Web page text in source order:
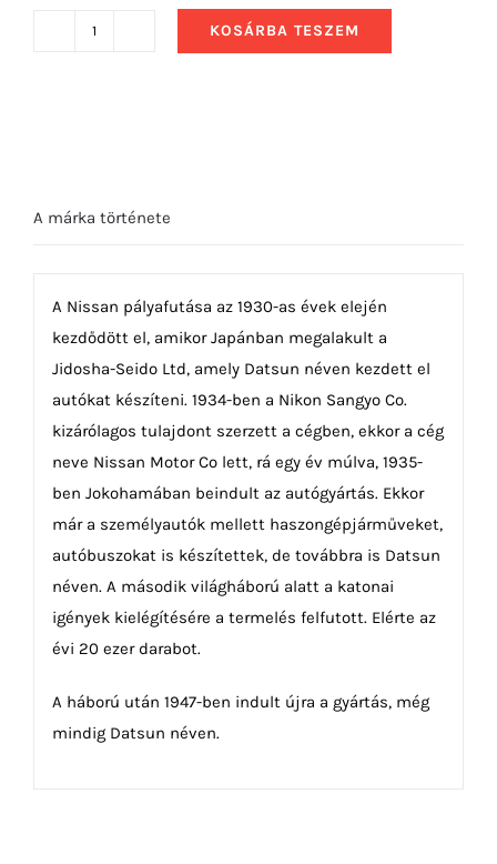
KOSÁRBA TESZEM
A márka története
A Nissan pályafutása az 1930-as évek elején
kezdődött el, amikor Japánban megalakult a
Jidosha-Seido Ltd, amely Datsun néven kezdett el
autókat készíteni. 1934-ben a Nikon Sangyo Co.
kizárólagos tulajdont szerzett a cégben, ekkor a cég
neve Nissan Motor Co lett, rá egy év múlva, 1935-
ben Jokohamában beindult az autógyártás. Ekkor
már a személyautók mellett haszongépjárműveket,
autóbuszokat is készítettek, de továbbra is Datsun
néven. A második világháború alatt a katonai
igények kielégítésére a termelés felfutott. Elérte az
évi 20 ezer darabot.
A háború után 1947-ben indult újra a gyártás, még
mindig Datsun néven.